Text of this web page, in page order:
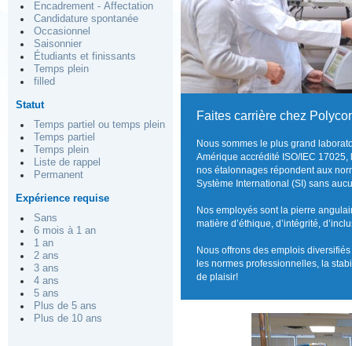
Encadrement - Affectation
Candidature spontanée
Occasionnel
Saisonnier
Étudiants et finissants
Temps plein
filled
Statut
Temps partiel ou temps plein
Temps partiel
Temps plein
Liste de rappel
Permanent
Expérience requise
Sans
6 mois à 1 an
1 an
2 ans
3 ans
4 ans
5 ans
Plus de 5 ans
Plus de 10 ans
Faites carrière chez
Nous sommes le plus grand
Amérique accrédité ISO/IEC
nos étalonnages répondent aux
Système International (SI) sans
Nos employés sont la pierre
matière d’éthique, d’intégrité,
Nous offrons des emplois
les normes professionnelles, la
de plaisir!